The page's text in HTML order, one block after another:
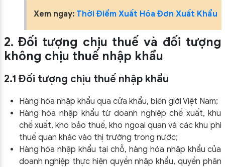
Xem ngay: Thời Điểm Xuất Hóa Đơn Xuất Khẩu
2. Đối tượng chịu thuế và đối tượng
không chịu thuế nhập khẩu
2.1 Đối tượng chịu thuế nhập khẩu
Hàng hóa nhập khẩu qua cửa khẩu, biên giới Việt Nam;
Hàng hóa nhập khẩu từ doanh nghiệp chế xuất, khu
chế xuất, kho bảo thuế, kho ngoại quan và các khu phi
thuế quan khác vào thị trường trong nước;
Hàng hóa nhập khẩu tại chỗ, hàng hóa nhập khẩu của
doanh nghiệp thực hiện quyền nhập khẩu, quyền phân